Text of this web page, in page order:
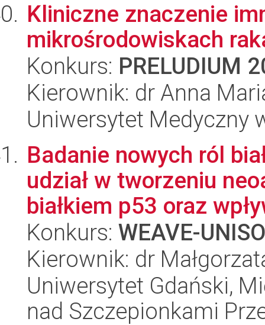
Kliniczne znaczenie
mikrośrodowiskach
Konkurs: PRELUDIUM
Kierownik: dr Anna
Uniwersytet Medyczny
Badanie nowych ról
udział w tworzeniu
białkiem p53 oraz
Konkurs: WEAVE-
Kierownik: dr
Uniwersytet Gdański,
nad Szczepionkami